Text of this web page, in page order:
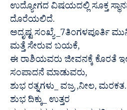
ಉದ್ಯೋಗದ ವಿಷಯದಲ್ಲಿ ಸೂಕ್ತ
ದೊರೆಯಲಿದೆ.
ಅದೃಷ್ಟ ಸಂಖ್ಯೆ _7ತಿಂಗಳಪೂರ್ತಿ
ಮತ್ತೆ ಸೇರುವ ಬಯಕೆ,
ಈ ರಾಶಿಯವರು ಜೀವನಕ್ಕೆ ಕೊರತೆ
ಸಂಪಾದನೆ ಮಾಡುವರು,
ಶುಭ ರತ್ನಗಳು_ ವಜ್ರ ,ನೀಲ, ಮರಕತ.
ಶುಭ ದಿಕ್ಕು_ ಉತ್ತರ